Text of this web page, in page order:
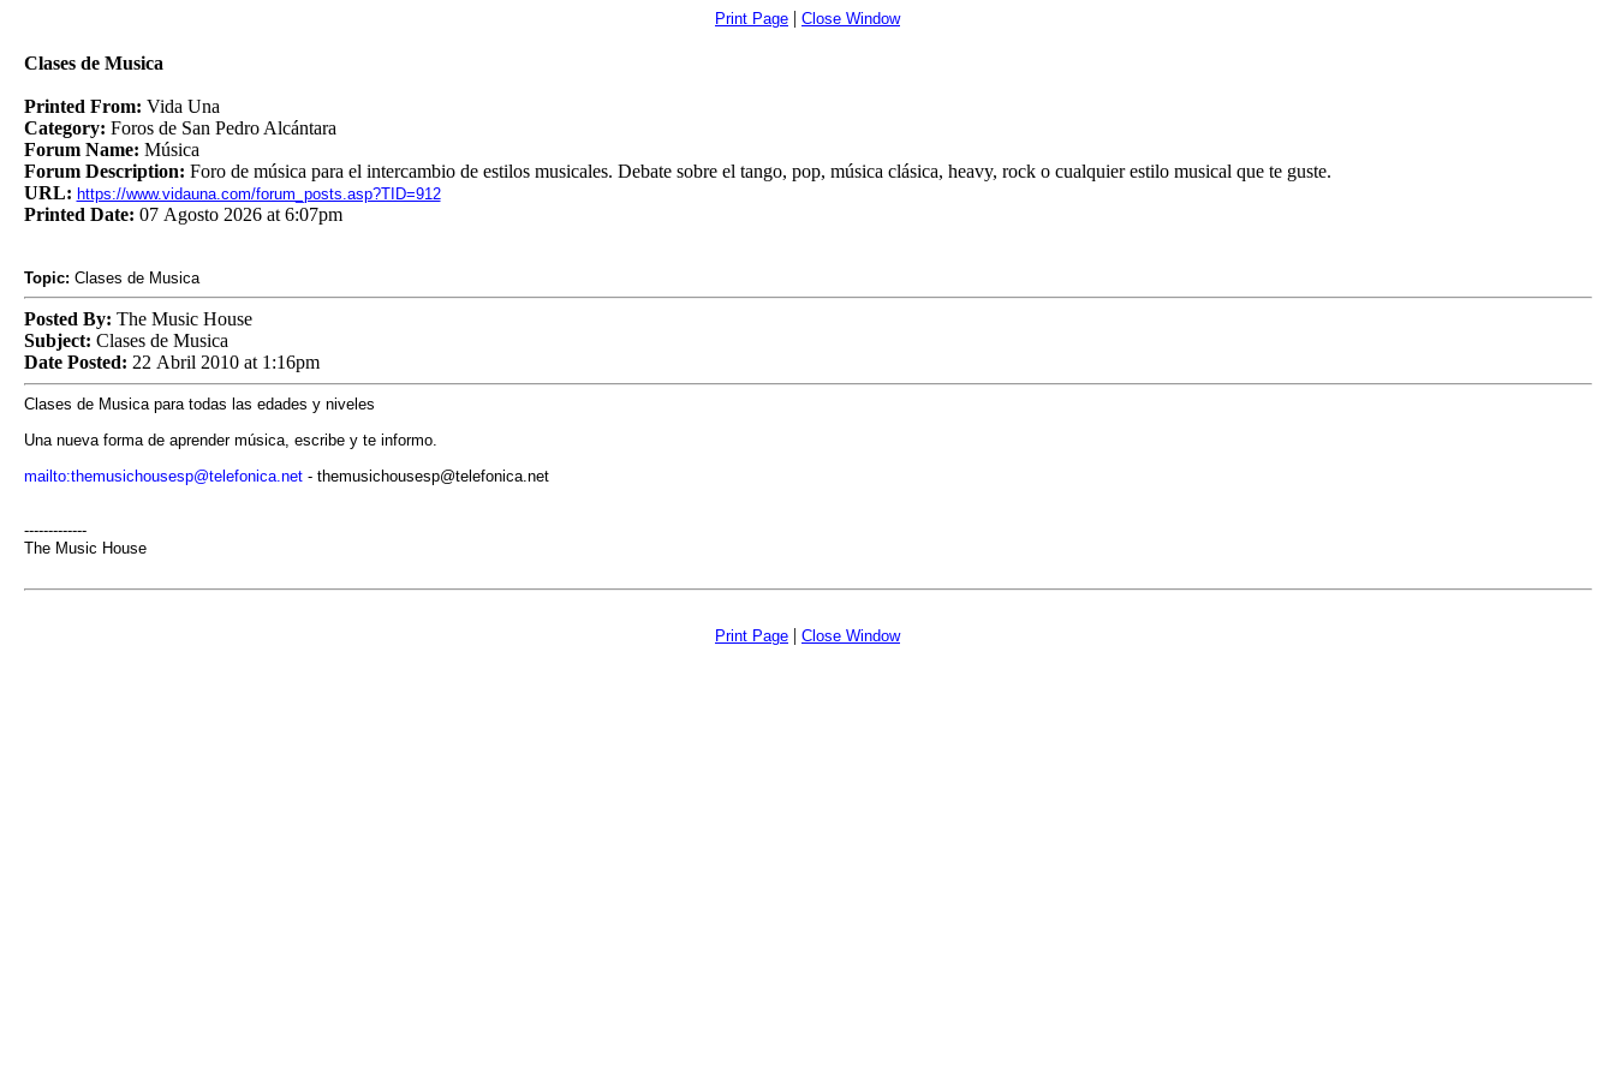
Print Page | Close Window
Clases de Musica
Printed From: Vida Una
Category: Foros de San Pedro Alcántara
Forum Name: Música
Forum Description: Foro de música para el intercambio de estilos musicales. Debate sobre el tango, pop, música clásica, heavy, rock o cualquier estilo musical que te guste.
URL: https://www.vidauna.com/forum_posts.asp?TID=912
Printed Date: 07 Agosto 2026 at 6:07pm
Topic: Clases de Musica
Posted By: The Music House
Subject: Clases de Musica
Date Posted: 22 Abril 2010 at 1:16pm
Clases de Musica para todas las edades y niveles
Una nueva forma de aprender música, escribe y te informo.
mailto:themusichousesp@telefonica.net- themusichousesp@telefonica.net
-------------
The Music House
Print Page | Close Window